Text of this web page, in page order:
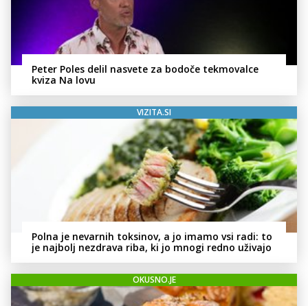
Peter Poles delil nasvete za bodoče tekmovalce
kviza Na lovu
VIZITA.SI
Polna je nevarnih toksinov, a jo imamo vsi radi: to
je najbolj nezdrava riba, ki jo mnogi redno uživajo
OKUSNO.JE